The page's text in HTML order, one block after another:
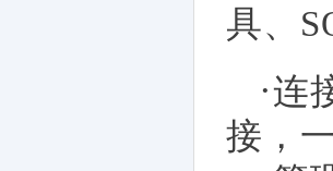
具、
·连
接，